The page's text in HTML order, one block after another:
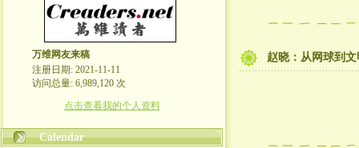
万维网友来稿
注册日期: 2021-11-11
访问总量: 6,989,120 次
点击查看我的个人资料
Calendar
赵晓：从网球到